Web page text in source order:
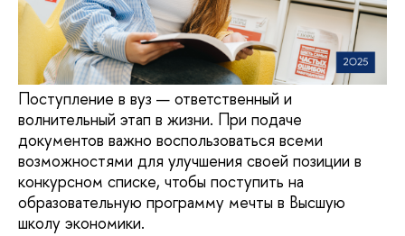
Поступление в вуз — ответственный и
волнительный этап в жизни. При подаче
документов важно воспользоваться всеми
возможностями для улучшения своей позиции в
конкурсном списке, чтобы поступить на
образовательную программу мечты в Высшую
школу экономики.